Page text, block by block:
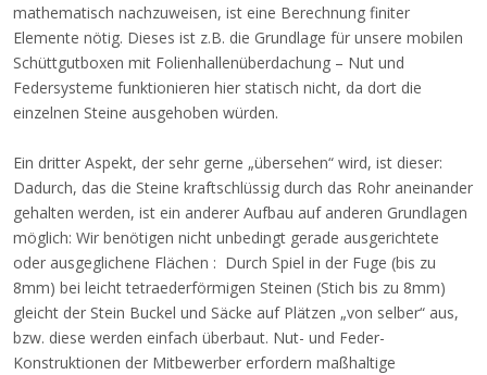
mathematisch nachzuweisen, ist eine Berechnung finiter
Elemente nötig. Dieses ist z.B. die Grundlage für unsere mobilen
Schüttgutboxen mit Folienhallenüberdachung – Nut und
Federsysteme funktionieren hier statisch nicht, da dort die
einzelnen Steine ausgehoben würden.
Ein dritter Aspekt, der sehr gerne „übersehen“ wird, ist dieser:
Dadurch, das die Steine kraftschlüssig durch das Rohr aneinander
gehalten werden, ist ein anderer Aufbau auf anderen Grundlagen
möglich: Wir benötigen nicht unbedingt gerade ausgerichtete
oder ausgeglichene Flächen : Durch Spiel in der Fuge (bis zu
8mm) bei leicht tetraederförmigen Steinen (Stich bis zu 8mm)
gleicht der Stein Buckel und Säcke auf Plätzen „von selber“ aus,
bzw. diese werden einfach überbaut. Nut- und Feder-
Konstruktionen der Mitbewerber erfordern maßhaltige